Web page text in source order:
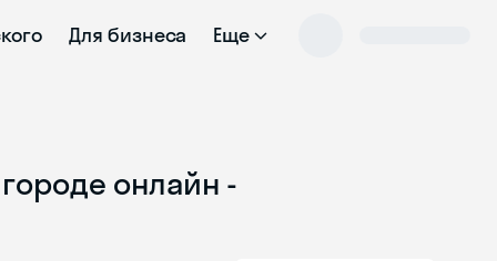
Для бизнеса Еще
онлайн -